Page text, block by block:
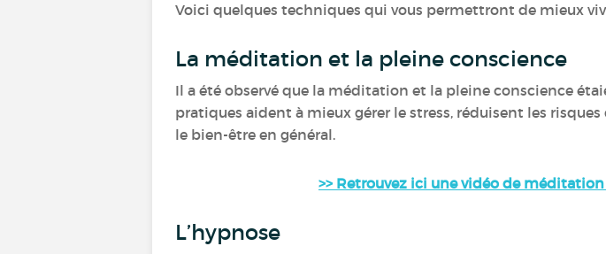
Voici quelques techniques qui vous permettront de mieux
La méditation et la pleine conscience
Il a été observé que la méditation et la pleine conscience
pratiques aident à mieux gérer le stress, réduisent les
le bien-être en général.
>> Retrouvez ici une vidéo de
L’hypnose